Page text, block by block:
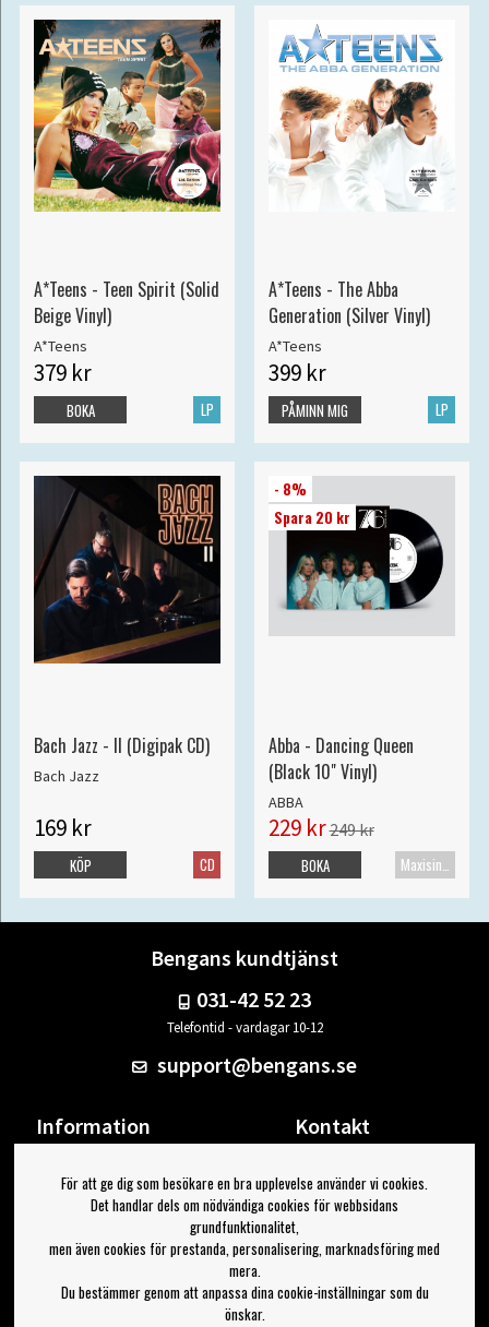
A*Teens - Teen Spirit (Solid
Beige Vinyl)
A*Teens
379 kr
LP
BOKA
A*Teens - The Abba
Generation (Silver Vinyl)
A*Teens
399 kr
LP
PÅMINN MIG
Bach Jazz - II (Digipak CD)
Bach Jazz
169 kr
CD
KÖP
- 8%
Spara 20 kr
Abba - Dancing Queen
(Black 10" Vinyl)
ABBA
229 kr249 kr
Maxisingel
BOKA
Bengans kundtjänst
031-42 52 23
Telefontid - vardagar 10-12
support@bengans.se
Information
Om Bengans
FAQ / Köp- & Leveransvillkor
Kontakt
Din sida
Logga ut
Jag vill ha tips från Bengans
För att ge dig som besökare en bra upplevelse använder vi cookies.
Det handlar dels om nödvändiga cookies för webbsidans
grundfunktionalitet,
men även cookies för prestanda, personalisering, marknadsföring med
mera.
Du bestämmer genom att anpassa dina cookie-inställningar som du
önskar.